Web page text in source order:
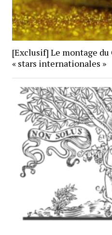
[Exclusif] Le montage du
« stars internationales »